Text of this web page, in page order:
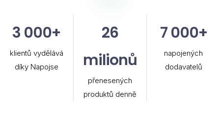
3 000+
klientů vydělává
díky Napojse
26
milionů
přenesených
produktů denně
7 000+
napojených
dodavatelů